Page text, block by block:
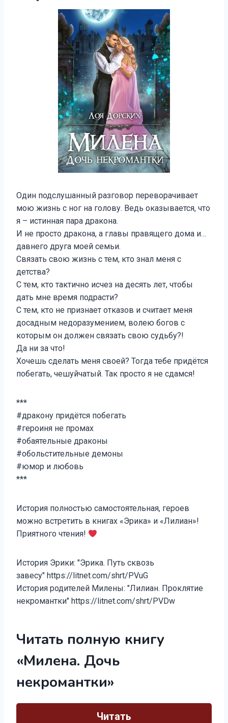
Один подслушанный разговор переворачивает
мою жизнь с ног на голову. Ведь оказывается, что
я – истинная пара дракона.
И не просто дракона, а главы правящего дома и…
давнего друга моей семьи.
Связать свою жизнь с тем, кто знал меня с
детства?
С тем, кто тактично исчез на десять лет, чтобы
дать мне время подрасти?
С тем, кто не признает отказов и считает меня
досадным недоразумением, волею богов с
которым он должен связать свою судьбу?!
Да ни за что!
Хочешь сделать меня своей? Тогда тебе придётся
побегать, чешуйчатый. Так просто я не сдамся!
***
#дракону придётся побегать
#героиня не промах
#обаятельные драконы
#обольстительные демоны
#юмор и любовь
***
История полностью самостоятельная, героев
можно встретить в книгах «Эрика» и «Лилиан»!
Приятного чтения!
История Эрики: "Эрика. Путь сквозь
завесу" https://litnet.com/shrt/PVuG
История родителей Милены: "Лилиан. Проклятие
некромантки" https://litnet.com/shrt/PVDw
Читать полную книгу
«Милена. Дочь
некромантки»
Читать